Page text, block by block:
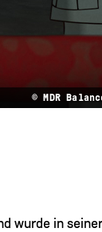
© MDR
wurde in